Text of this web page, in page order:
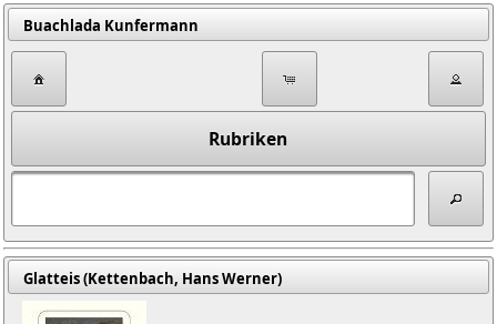
Buachlada Kunfermann
Rubriken
Glatteis (Kettenbach, Hans Werner)